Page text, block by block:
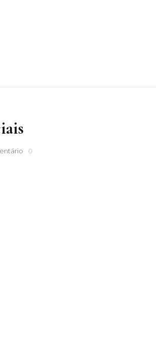
Aqui
0